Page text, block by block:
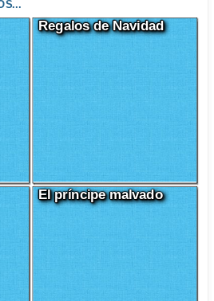
Regalos de Navidad
El príncipe malvado